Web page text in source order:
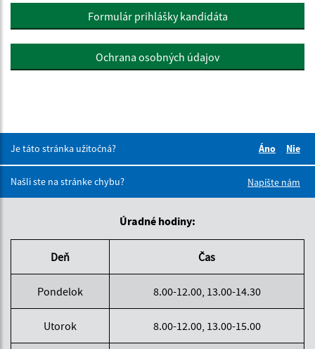
Formulár prihlášky kandidáta
Ochrana osobných údajov
Je táto stránka užitočná?
Áno
Nie
Našli ste na stránke chybu?
Napíšte nám
Úradné hodiny:
Deň Čas
Pondelok 8.00-12.00, 13.00-14.30
Utorok 8.00-12.00, 13.00-15.00